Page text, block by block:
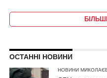
ОСТАННІ НОВИНИ
НОВИНИ